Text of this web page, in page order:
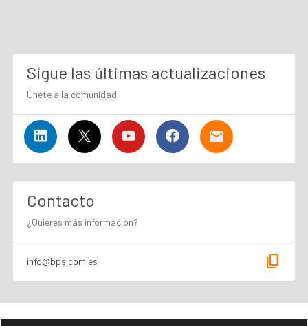
Sigue las últimas actualizaciones
Únete a la comunidad
Contacto
¿Quieres más información?
info@bps.com.es content_copy